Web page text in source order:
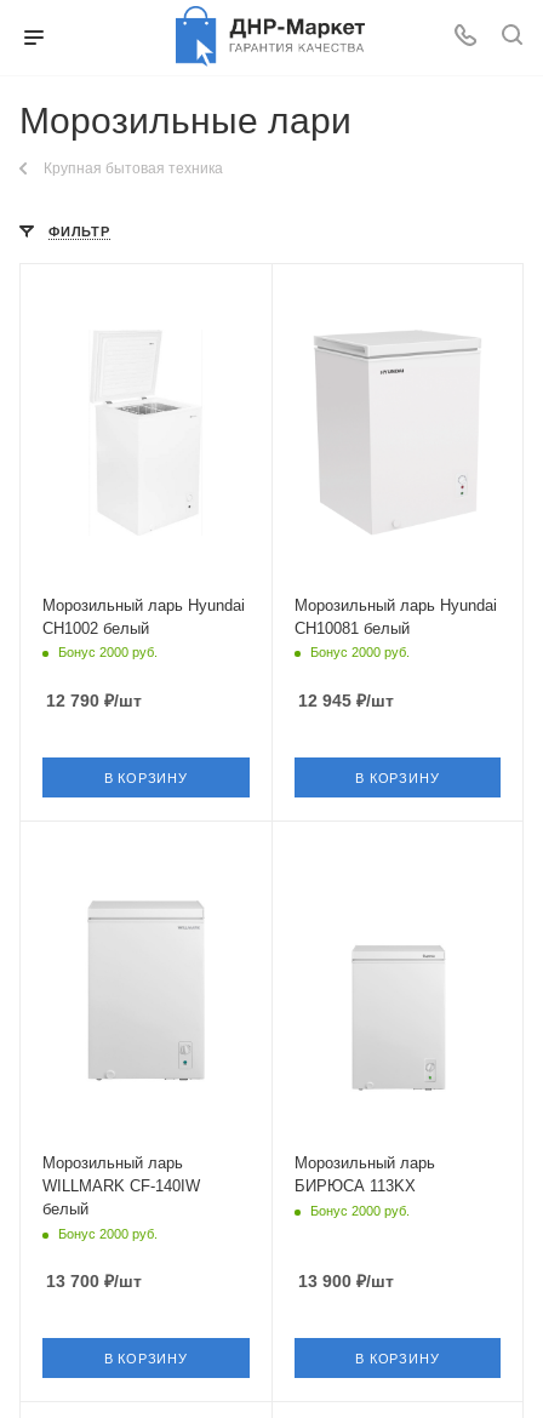
Морозильные лари
Крупная бытовая техника
ФИЛЬТР
Морозильный ларь Hyundai
CH1002 белый
Бонус 2000 руб.
12 790 ₽/шт
В КОРЗИНУ
Морозильный ларь Hyundai
CH10081 белый
Бонус 2000 руб.
12 945₽/шт
В КОРЗИНУ
Морозильный ларь
WILLMARK CF-140IW
белый
Бонус 2000 руб.
13 700 ₽/шт
В КОРЗИНУ
Морозильный ларь
БИРЮСА 113KX
Бонус 2000 руб.
13 900₽/шт
В КОРЗИНУ